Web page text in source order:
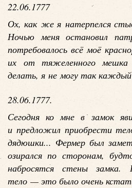
22.06.1777
Ох, как же я натерпелся
Ночью меня остановил
потребовалось всё моё
их от тяжеленного
делать, я не могу так
28.06.1777.
Сегодня ко мне в замок
и предложил приобрести
дядюшки... Фермер был
озирался по сторонам,
набросятся стены замка.
тело — это было очень